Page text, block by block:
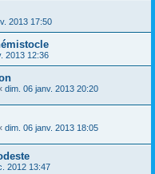
2013 17:50
2013 12:36
dim. 06 janv. 2013 20:20
dim. 06 janv. 2013 18:05
2012 13:47